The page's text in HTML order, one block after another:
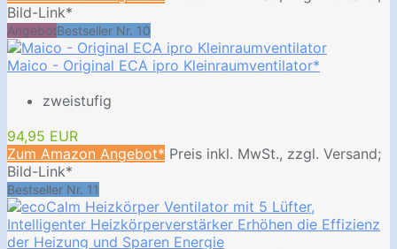
Bild-Link*
AngebotBestseller Nr. 10
Maico - Original ECA ipro Kleinraumventilator*
zweistufig
94,95 EUR
Zum Amazon Angebot* Preis inkl. MwSt., zzgl. Versand;
Bild-Link*
Bestseller Nr. 11